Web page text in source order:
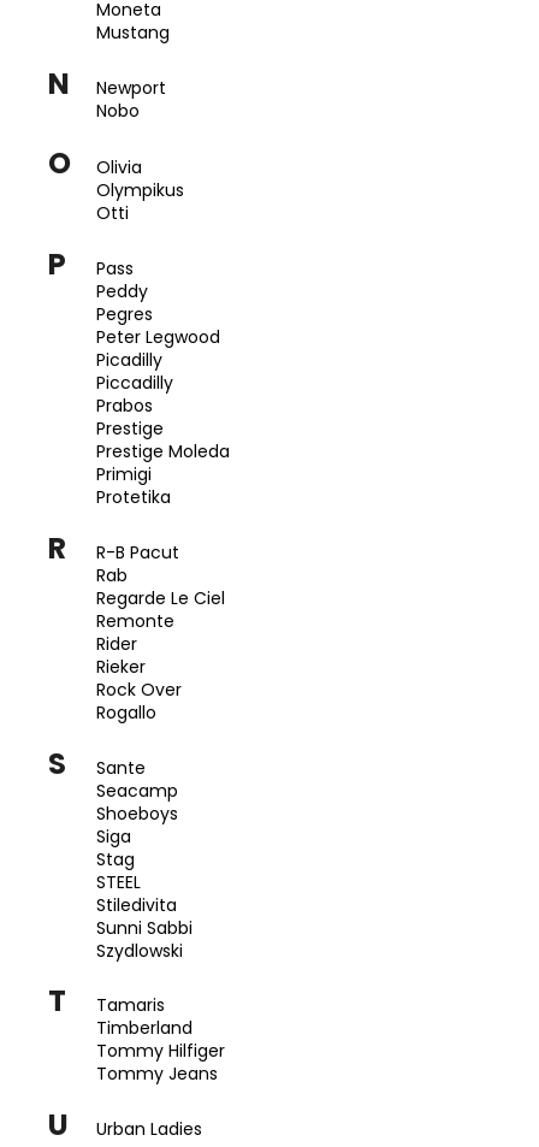
Moneta
Mustang
N
Newport
Nobo
O
Olivia
Olympikus
Otti
P
Pass
Peddy
Pegres
Peter Legwood
Picadilly
Piccadilly
Prabos
Prestige
Prestige Moleda
Primigi
Protetika
R
R-B Pacut
Rab
Regarde Le Ciel
Remonte
Rider
Rieker
Rock Over
Rogallo
S
Sante
Seacamp
Shoeboys
Siga
Stag
STEEL
Stiledivita
Sunni Sabbi
Szydlowski
T
Tamaris
Timberland
Tommy Hilfiger
Tommy Jeans
U Urban Ladies